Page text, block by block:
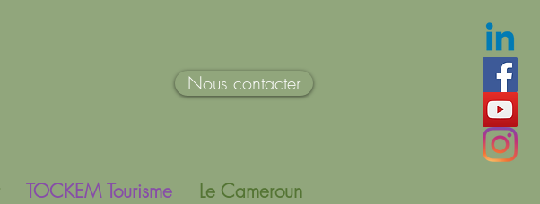
Nous contacter
TOCKEM Tourisme Le Cameroun